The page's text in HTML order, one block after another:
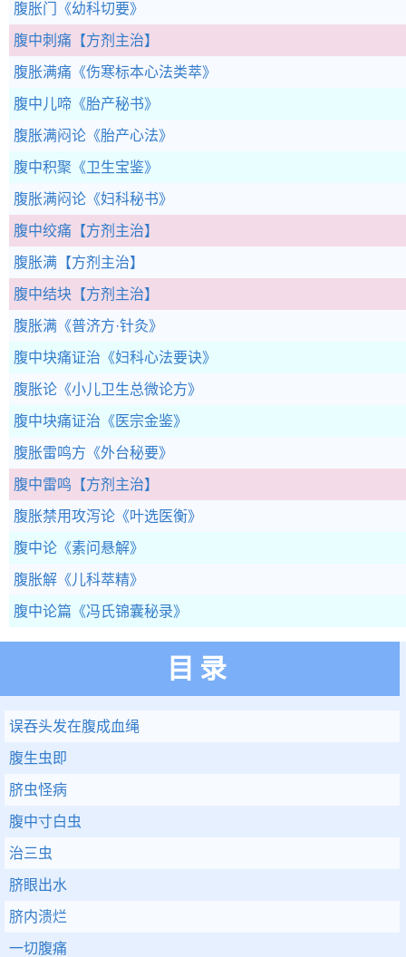
腹胀门 《幼科切要》
腹中刺痛 【方剂主治】
腹胀满痛 《伤寒标本心法类萃》
腹中儿啼 《胎产秘书》
腹胀满闷论 《胎产心法》
腹中积聚 《卫生宝鉴》
腹胀满闷论 《妇科秘书》
腹中绞痛 【方剂主治】
腹胀满 【方剂主治】
腹中结块 【方剂主治】
腹胀满 《普济方·针灸》
腹中块痛证治 《妇科心法要诀》
腹胀论 《小儿卫生总微论方》
腹中块痛证治 《医宗金鉴》
腹胀雷鸣方 《外台秘要》
腹中雷鸣 【方剂主治】
腹胀禁用攻泻论 《叶选医衡》
腹中论 《素问悬解》
腹胀解 《儿科萃精》
腹中论篇 《冯氏锦囊秘录》
目录
误吞头发在腹成血绳
腹生虫即
脐虫怪病
腹中寸白虫
治三虫
脐眼出水
脐内溃烂
一切腹痛